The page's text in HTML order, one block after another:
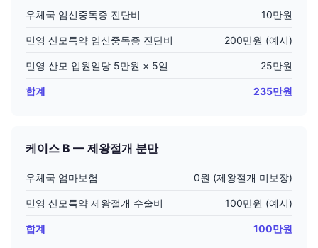
우체국 임신중독증 진단비 10만원
민영 산모특약 임신중독증 진단비 200만원 (예시)
민영 산모 입원일당 5만원 × 5일 25만원
합계 235만원
케이스 B — 제왕절개 분만
우체국 엄마보험 0원 (제왕절개 미보장)
민영 산모특약 제왕절개 수술비 100만원 (예시)
합계 100만원